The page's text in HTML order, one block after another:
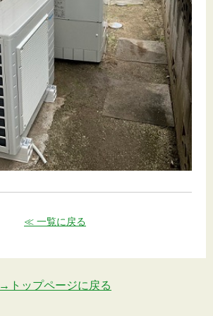
≪ 一覧に戻る
→トップページに戻る